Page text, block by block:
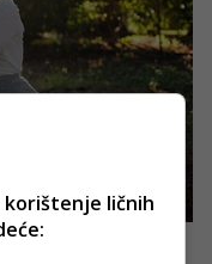
korištenje ličnih